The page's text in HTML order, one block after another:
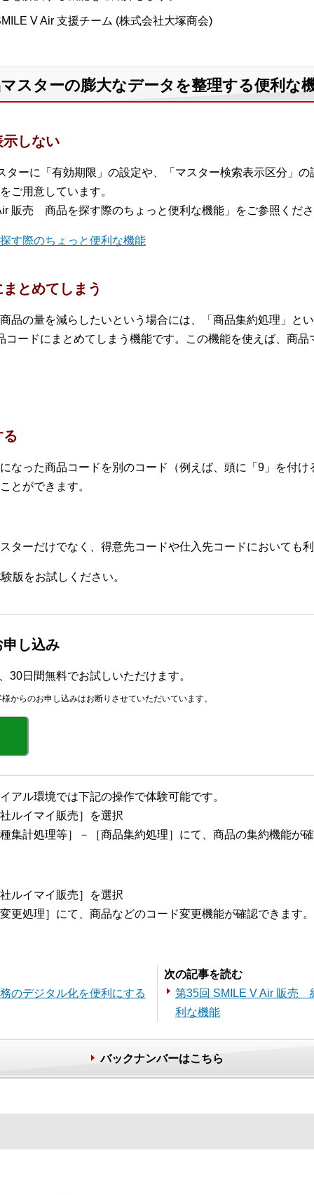
V Air 支援チーム (株式会社大塚商会)
スターの膨大なデータを整理する便利な
しない
ターに「有効期限」の設定や、「マスター検索表示区分」
ご用意しています。
販売 商品を探す際のちょっと便利な機能」をご参照くだ
す際のちょっと便利な機能
とめてしまう
品の量を減らしたいという場合には、「商品集約処理」と
ードにまとめてしまう機能です。この機能を使えば、商
る
なった商品コードを別のコード（例えば、頭に「9」を付
とができます。
ターだけでなく、得意先コードや仕入先コードにおいても
版をお試しください。
し込み
30日間無料でお試しいただけます。
からのお申し込みはお断りさせていただいています。
アル環境では下記の操作で体験可能です。
ルイマイ販売］を選択
集計処理等］－［商品集約処理］にて、商品の集約機能が
ルイマイ販売］を選択
更処理］にて、商品などのコード変更機能が確認できます。
のデジタル化を便利にする
次の記事を読む
第35回 SMILE V Air 販売
利な機能
バックナンバーはこちら